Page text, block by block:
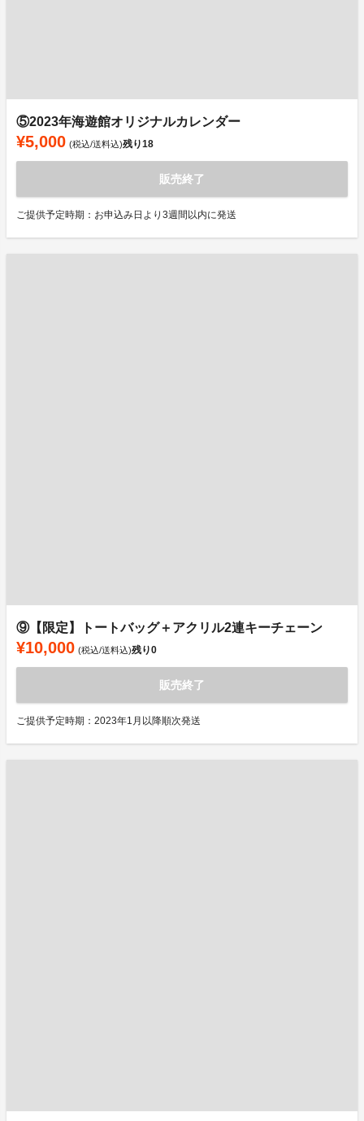
⑤2023年海遊館オリジナルカレンダー
¥5,000 (税込/送料込)残り18
販売終了
ご提供予定時期：お申込み日より3週間以内に発送
⑨【限定】トートバッグ＋アクリル2連キーチェーン
¥10,000 (税込/送料込)残り0
販売終了
ご提供予定時期：2023年1月以降順次発送